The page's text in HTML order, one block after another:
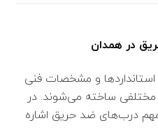
در همدان
و مشخصات فنی
ساخته می‌شوند. در
درب‌های ضد حریق اشاره